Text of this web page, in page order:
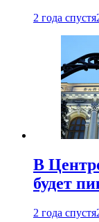
2 года спустя
В
будет
2 года спустя